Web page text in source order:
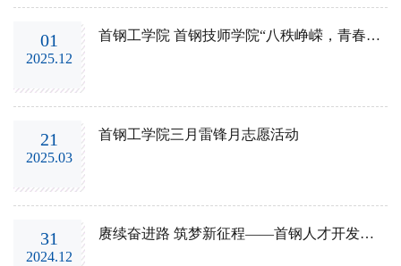
01
2025.12
首钢工学院 首钢技师学院“八秩峥嵘，青春强音”歌咏汇演圆满落幕！
21
2025.03
首钢工学院三月雷锋月志愿活动
31
2024.12
赓续奋进路 筑梦新征程——首钢人才开发院2025新年联欢会暨两院2023-2024学年度学...